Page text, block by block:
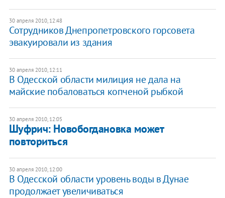
30 апреля 2010, 12:48
Сотрудников Днепропетровского горсовета
эвакуировали из здания
30 апреля 2010, 12:11
В Одесской области милиция не дала на
майские побаловаться копченой рыбкой
30 апреля 2010, 12:05
Шуфрич: Новобогдановка может
повториться
30 апреля 2010, 12:00
В Одесской области уровень воды в Дунае
продолжает увеличиваться